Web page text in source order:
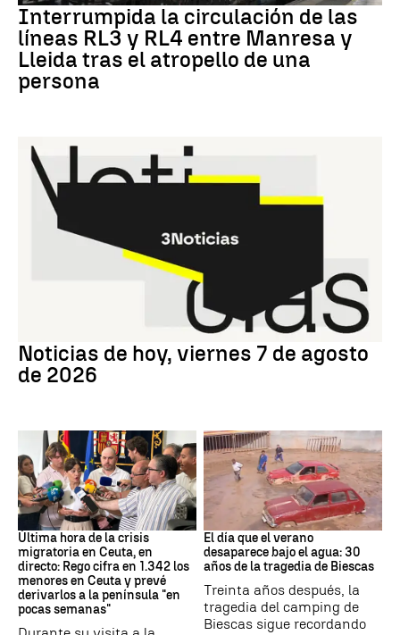
Interrumpida la circulación de las
líneas RL3 y RL4 entre Manresa y
Lleida tras el atropello de una
persona
Noticias de hoy, viernes 7 de agosto
de 2026
Crisis migratoria
Última hora de la crisis
migratoria en Ceuta, en
directo: Rego cifra en 1.342 los
menores en Ceuta y prevé
derivarlos a la península "en
pocas semanas"
Riada
El día que el verano
desaparece bajo el agua: 30
años de la tragedia de Biescas
Treinta años después, la
tragedia del camping de
Biescas sigue recordando